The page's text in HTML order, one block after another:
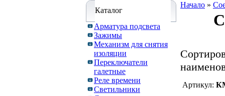
Каталог
Арматура подсвета
Зажимы
Механизм для снятия
изоляции
Переключатели
галетные
Реле времени
Светильники
Начало »
Артикул: